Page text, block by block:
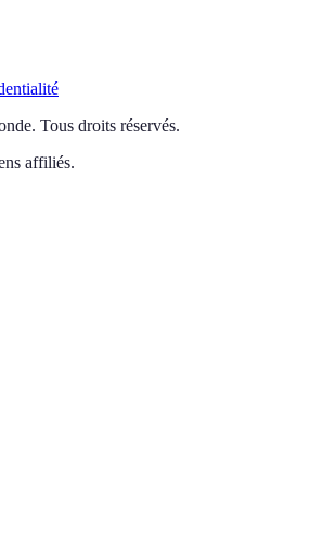
. Tous droits réservés.
affiliés.